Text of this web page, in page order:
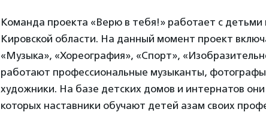
Команда проекта «Верю в тебя!» работает с детьми
Кировской области. На данный момент проект
«Музыка», «Хореография», «Спорт»,
работают профессиональные музыканты,
художники. На базе детских домов и интернатов
которых наставники обучают детей азам своих